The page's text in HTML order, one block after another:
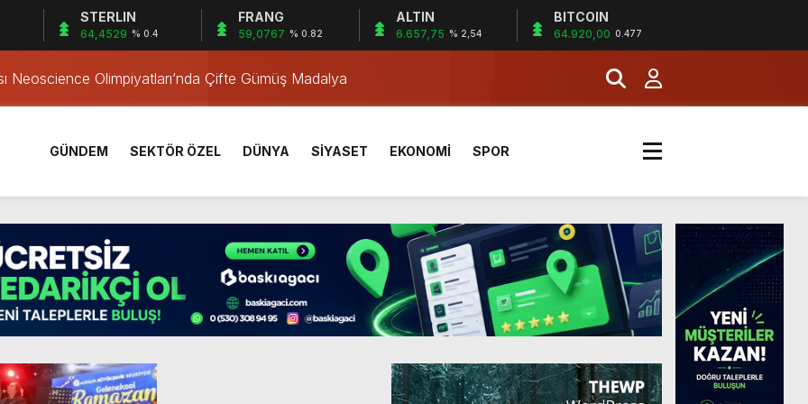
STERLIN
64,4529 % 0.4
FRANG
59,0767 % 0.82
ALTIN
6.657,75 % 2,54
BITCOIN
64.920,00 0.477
Gerçekleşti
Neoscience Olimpiyatları’nda Çifte Gümüş Madalya
Çarptı: Sürücü Tutuklandı
Öğrencilerinden ABD’de Tarihi Başarı: 6 Öğrenci 14 Madalya Kazandı
desteği hesaplara yatırıldı
Bulundu
Yaşındaki M.A.D. Yaşadıklarını Anlattı
İçinde Darp
Gerçekleşti
Neoscience Olimpiyatları’nda Çifte Gümüş Madalya
GÜNDEM SEKTÖR ÖZEL DÜNYA SİYASET EKONOMİ SPOR